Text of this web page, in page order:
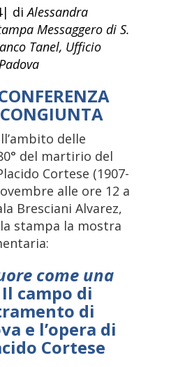
diAlessandra
Messaggero di S.
Tanel, Ufficio
delle
del martirio del
Cortese (1907-
alle ore 12 a
Bresciani Alvarez,
stampa la mostra
come una
Il campo di
di
e l’opera di
Cortese